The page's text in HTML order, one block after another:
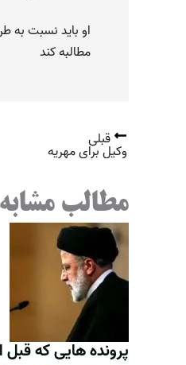
او باید نسبت به
مطالبه کند
قبلی
وکیل برای مهریه
مطالب مشابه
پرونده هایی که قبل